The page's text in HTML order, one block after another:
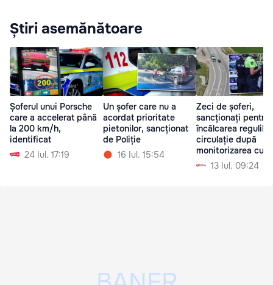
Știri asemănătoare
Șoferul unui Porsche
care a accelerat până
la 200 km/h,
identificat
24 Iul. 17:19
Un șofer care nu a
acordat prioritate
pietonilor, sancționat
de Poliție
16 Iul. 15:54
Zeci de șoferi,
sancționați pentru
încălcarea
circulație după
monitorizarea cu
13 Iul. 09:24